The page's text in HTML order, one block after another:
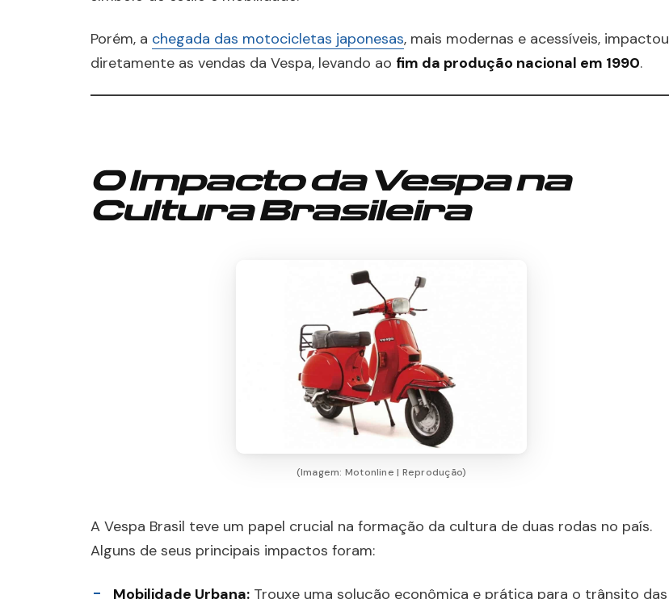
Porém, a chegada das motocicletas japonesas, mais modernas e acessíveis, impactou
diretamente as vendas da Vespa, levando ao fim da produção nacional em 1990.
O Impacto da Vespa na
Cultura Brasileira
(Imagem: Motonline | Reprodução)
A Vespa Brasil teve um papel crucial na formação da cultura de duas rodas no país.
Alguns de seus principais impactos foram:
Mobilidade Urbana: Trouxe uma solução econômica e prática para o trânsito das